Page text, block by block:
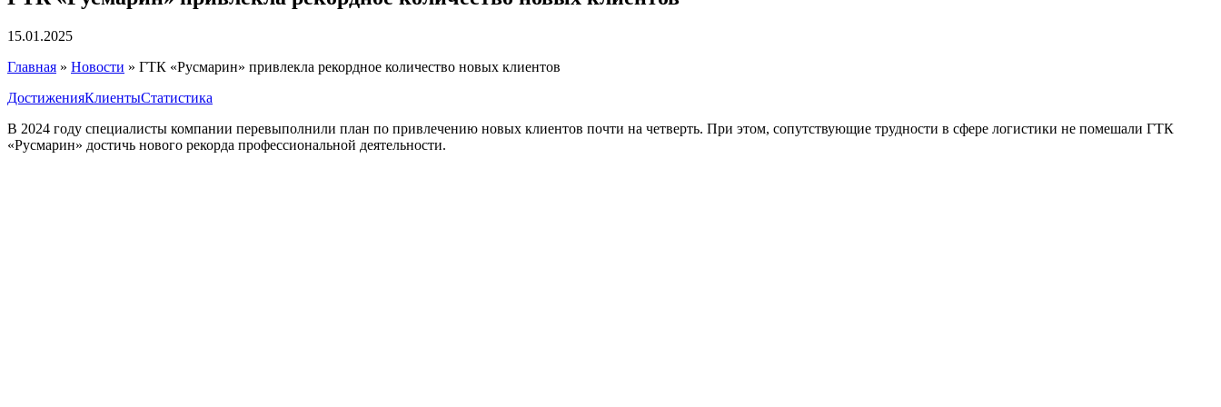
15.01.2025
Главная » Новости » ГТК «Русмарин» привлекла рекордное количество новых клиентов
ДостиженияКлиентыСтатистика
В 2024 году специалисты компании перевыполнили план по привлечению новых клиентов почти на четверть. При этом, сопутствующие трудности в сфере логистики не помешали ГТК
«Русмарин» достичь нового рекорда профессиональной деятельности.